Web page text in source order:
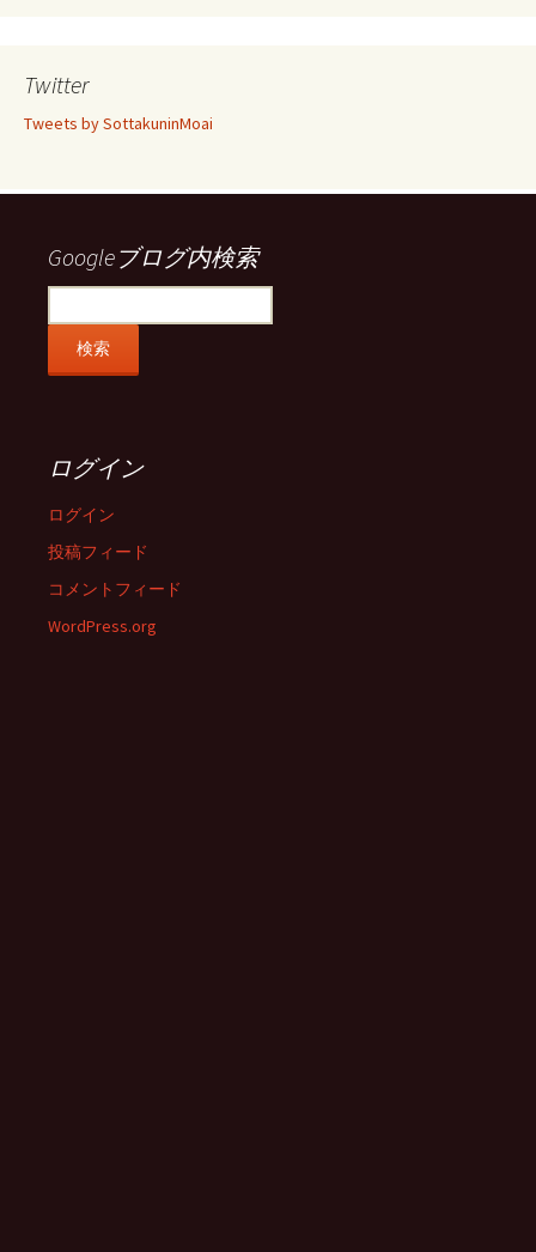
フ
ー
フ
ー ー
示
ー
示
Twitter
Tweets by SottakuninMoai
Googleブログ内検索
ログイン
ログイン
投稿フィード
コメントフィード
WordPress.org